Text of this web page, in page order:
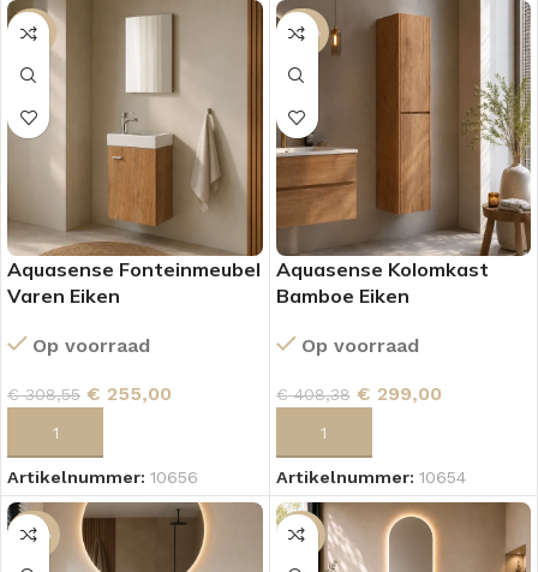
-17%
Aquasense Fonteinmeubel
Varen Eiken
Op voorraad
€308,55 € 255,00
Artikelnummer: 10656
-27%
Aquasense Kolomkast
Bamboe Eiken
Op voorraad
€408,38 € 299,00
Artikelnummer: 10654
-44% -16%